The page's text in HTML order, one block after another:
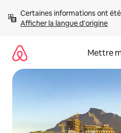
directement
Afficher la langue d'origine
Mettre